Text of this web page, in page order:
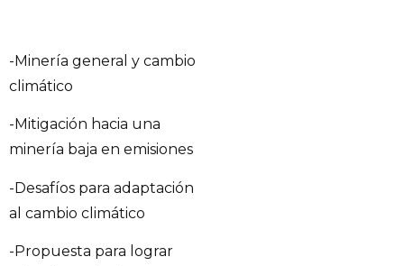
-Minería general y cambio
climático
-Mitigación hacia una
minería baja en emisiones
-Desafíos para adaptación
al cambio climático
-Propuesta para lograr